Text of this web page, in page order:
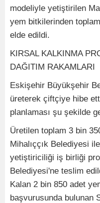
modeliyle yetiştirilen
yem bitkilerinden
elde edildi.
KIRSAL KALKINMA
DAĞITIM RAKAMLARI
Eskişehir Büyükşehir
üreterek çiftçiye hibe
planlaması şu şekilde
Üretilen toplam 3 bin
Mihalıççık Belediyesi
yetiştiriciliği iş birliği
Belediyesi'ne teslim
Kalan 2 bin 850 adet
başvurusunda bulunan